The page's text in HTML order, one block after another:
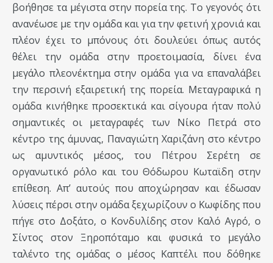
βοήθησε τα μέγιστα στην πορεία της. Το γεγονός ότι
ανανέωσε με την ομάδα και για την φετινή χρονιά και
πλέον έχει το μπόνους ότι δουλεύει όπως αυτός
θέλει την ομάδα στην προετοιμασία, δίνει ένα
μεγάλο πλεονέκτημα στην ομάδα για να επαναλάβει
την περσινή εξαιρετική της πορεία. Μεταγραφικά η
ομάδα κινήθηκε προσεκτικά και σίγουρα ήταν πολύ
σημαντικές οι μεταγραφές των Νίκο Πετρά στο
κέντρο της άμυνας, Παναγιώτη Χαριζάνη στο κέντρο
ως αμυντικός μέσος, του Πέτρου Σερέτη σε
οργανωτικό ρόλο και του Θόδωρου Κωταϊδη στην
επίθεση. Απ’ αυτούς που αποχώρησαν και έδωσαν
λύσεις πέρσι στην ομάδα ξεχωρίζουν ο Κωφίδης που
πήγε στο Δοξάτο, ο Κονδυλίδης στον Καλό Αγρό, ο
Σίντος στον Ξηροπόταμο και φυσικά το μεγάλο
ταλέντο της ομάδας ο μέσος Καπτέλι που δόθηκε